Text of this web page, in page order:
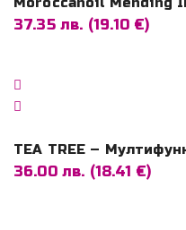
37.35 лв. (19.10 €)
TEA TREE –
36.00 лв. (18.41 €)